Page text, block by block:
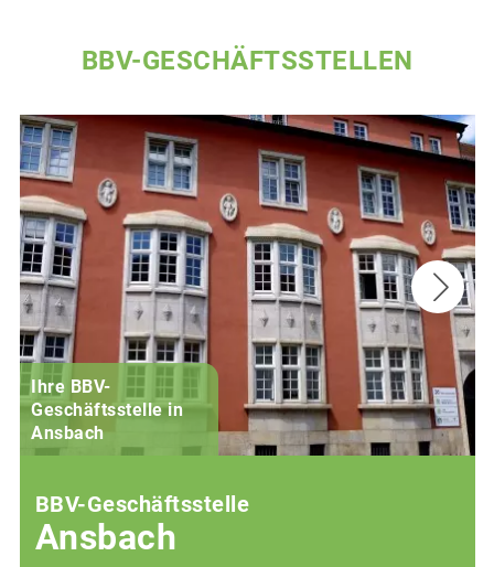
BBV-GESCHÄFTSSTELLEN
Ihre BBV-
Geschäftsstelle in
Ansbach
BBV-Geschäftsstelle
Ansbach